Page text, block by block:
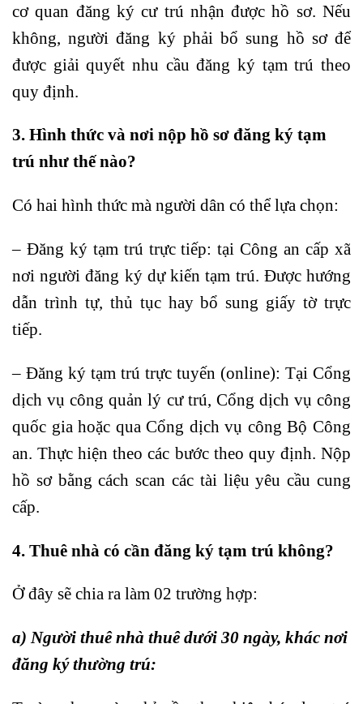
cơ quan đăng ký cư trú nhận được hồ sơ. Nếu
không, người đăng ký phải bổ sung hồ sơ để
được giải quyết nhu cầu đăng ký tạm trú theo
quy định.
3. Hình thức và nơi nộp hồ sơ đăng ký tạm
trú như thế nào?
Có hai hình thức mà người dân có thể lựa chọn:
– Đăng ký tạm trú trực tiếp: tại Công an cấp xã
nơi người đăng ký dự kiến tạm trú. Được hướng
dẫn trình tự, thủ tục hay bổ sung giấy tờ trực
tiếp.
– Đăng ký tạm trú trực tuyến (online): Tại Cổng
dịch vụ công quản lý cư trú, Cổng dịch vụ công
quốc gia hoặc qua Cổng dịch vụ công Bộ Công
an. Thực hiện theo các bước theo quy định. Nộp
hồ sơ bằng cách scan các tài liệu yêu cầu cung
cấp.
4. Thuê nhà có cần đăng ký tạm trú không?
Ở đây sẽ chia ra làm 02 trường hợp:
a) Người thuê nhà thuê dưới 30 ngày, khác nơi
đăng ký thường trú: